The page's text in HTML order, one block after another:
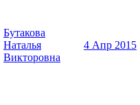
Бутакова
Наталья
Викторовна
4 Апр 2015